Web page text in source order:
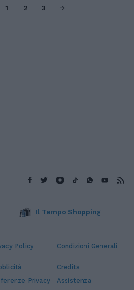
1 2 3
Policy Condizioni Generali
Credits
Privacy Assistenza
Il Tempo Shopping